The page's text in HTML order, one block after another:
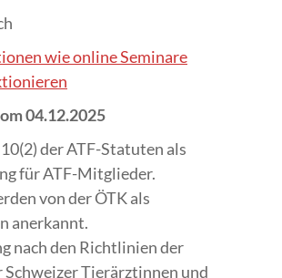
wie online Seminare
04.12.2025
der ATF-Statuten als
für ATF-Mitglieder.
von der ÖTK als
anerkannt.
nach den Richtlinien der
Schweizer Tierärztinnen und